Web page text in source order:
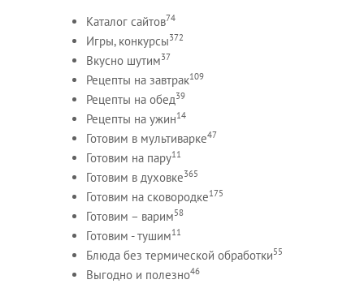
Каталог сайтов74
Игры, конкурсы372
Вкусно шутим37
Рецепты на завтрак109
Рецепты на обед39
Рецепты на ужин14
Готовим в мультиварке47
Готовим на пару11
Готовим в духовке365
Готовим на сковородке175
Готовим – варим58
Готовим - тушим11
Блюда без термической обработки55
Выгодно и полезно46